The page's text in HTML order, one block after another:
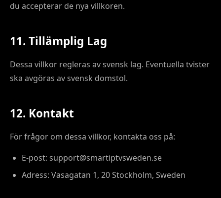
du accepterar de nya villkoren.
11. Tillämplig Lag
Dessa villkor regleras av svensk lag. Eventuella tvister
ska avgöras av svensk domstol.
12. Kontakt
För frågor om dessa villkor, kontakta oss på:
E-post: support@smartiptvsweden.se
Adress: Vasagatan 1, 20 Stockholm, Sweden